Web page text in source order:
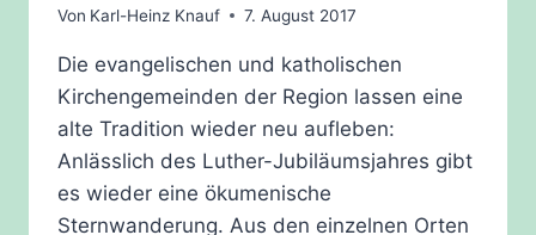
Von Karl-Heinz Knauf 7. August 2017
Die evangelischen und katholischen
Kirchengemeinden der Region lassen eine
alte Tradition wieder neu aufleben:
Anlässlich des Luther-Jubiläumsjahres gibt
es wieder eine ökumenische
Sternwanderung. Aus den einzelnen Orten